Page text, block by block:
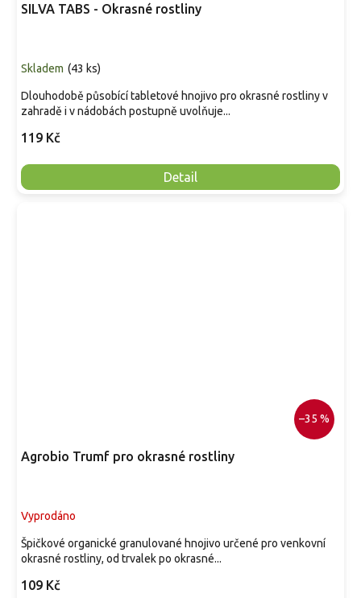
SILVA TABS - Okrasné rostliny
Skladem (43 ks)
119 Kč
Detail
Dlouhodobě působící tabletové hnojivo pro okrasné rostliny v
zahradě i v nádobách postupně uvolňuje...
–35 %
Agrobio Trumf pro okrasné rostliny
Vyprodáno
109 Kč
Špičkové organické granulované hnojivo určené pro venkovní
okrasné rostliny, od trvalek po okrasné...